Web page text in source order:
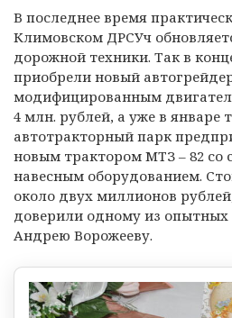
В последнее время
Климовском ДРСУч
дорожной техники. Так в
приобрели новый
модифицированным
4 млн. рублей, а уже в январе
автотракторный парк
новым трактором МТЗ – 82 со
навесным оборудованием.
около двух миллионов
доверили одному из опытных
Андрею Ворожееву.